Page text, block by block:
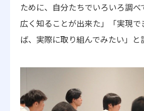
ために、自分たちでいろいろ調べ
広く知ることが出来た」「実現
ば、実際に取り組んでみたい」と